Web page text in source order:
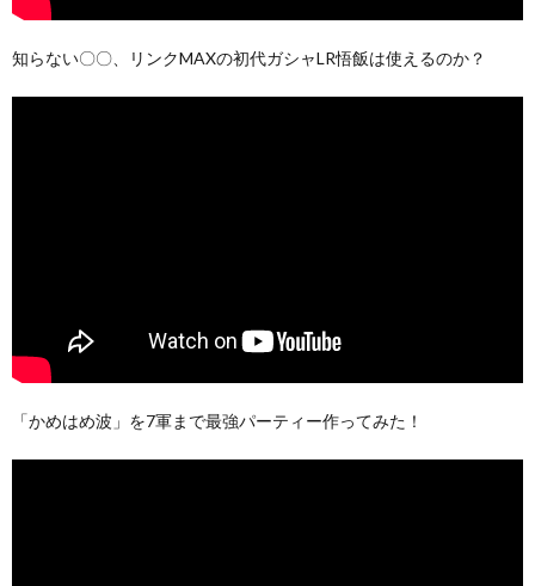
知らない〇〇、リンクMAXの初代ガシャLR悟飯は使えるのか？
「かめはめ波」を7軍まで最強パーティー作ってみた！